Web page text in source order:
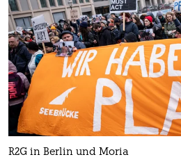
R2G in Berlin und Moria